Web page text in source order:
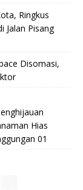
Ringkus
Jalan Pisang
Disomasi,
Hias
01